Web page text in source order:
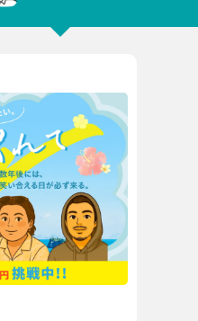
州・沖縄 福岡 佐